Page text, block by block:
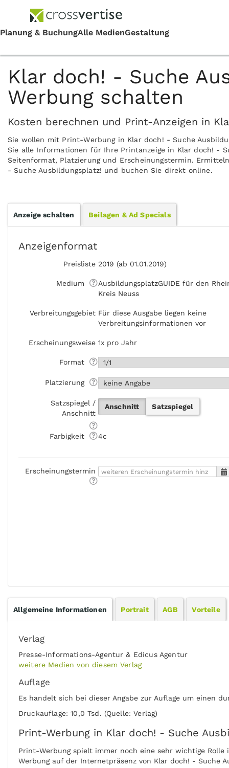
Klar doch! - Suche
Werbung schalten
Kosten berechnen und Print-Anzeigen in
Sie wollen mit Print-Werbung in Klar doch! - Suche
Sie alle Informationen für Ihre Printanzeige in Klar doch! -
Seitenformat, Platzierung und Erscheinungstermin.
- Suche Ausbildungsplatz! und buchen Sie direkt online.
Anzeige schalten Beilagen & Ad Specials
Anzeigenformat
Preisliste 2019 (ab 01.01.2019)
Medium
AusbildungsplatzGUIDE für den
Kreis Neuss
Verbreitungsgebiet Für diese Ausgabe liegen keine
Verbreitungsinformationen vor
Erscheinungsweise 1x pro Jahr
Format
Platzierung
Satzspiegel /
Anschnitt
Anschnitt Satzspiegel
Farbigkeit 4c
Erscheinungstermin
Allgemeine Informationen Portrait AGB Vorteile
Verlag
Presse-Informations-Agentur & Edicus Agentur
weitere Medien von diesem Verlag
Auflage
Es handelt sich bei dieser Angabe zur Auflage um einen
Druckauflage: 10,0 Tsd. (Quelle: Verlag)
Print-Werbung in Klar doch! - Suche
Print-Werbung spielt immer noch eine sehr wichtige
Werbung auf der Internetpräsenz von Klar doch! - Suche